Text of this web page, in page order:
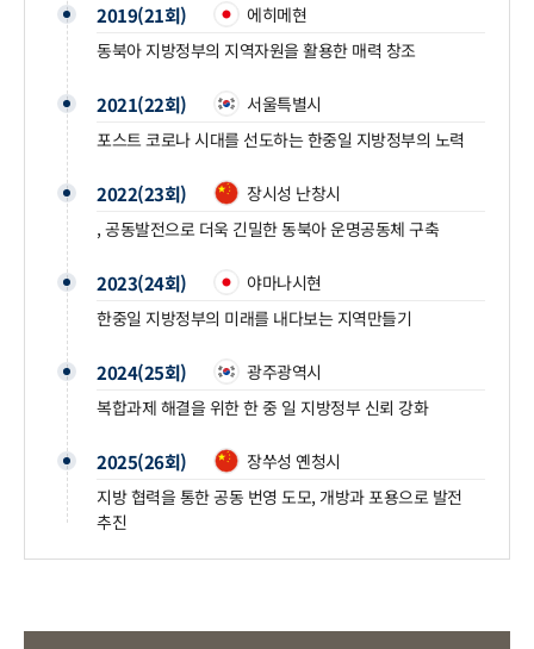
2019(21회)
에히메현
동북아 지방정부의 지역자원을 활용한 매력 창조
2021(22회)
서울특별시
포스트 코로나 시대를 선도하는 한중일 지방정부의 노력
2022(23회)
장시성 난창시
, 공동발전으로 더욱 긴밀한 동북아 운명공동체 구축
2023(24회)
야마나시현
한중일 지방정부의 미래를 내다보는 지역만들기
2024(25회)
광주광역시
복합과제 해결을 위한 한 중 일 지방정부 신뢰 강화
2025(26회)
장쑤성 옌청시
지방 협력을 통한 공동 번영 도모, 개방과 포용으로 발전
추진